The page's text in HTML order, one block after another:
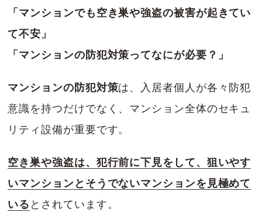
「マンションでも空き巣や強盗の被害が起きてい
て不安」
「マンションの防犯対策ってなにが必要？」
マンションの防犯対策は、入居者個人が各々防犯
意識を持つだけでなく、マンション全体のセキュ
リティ設備が重要です。
空き巣や強盗は、犯行前に下見をして、狙いやす
いマンションとそうでないマンションを見極めて
いる とされています。